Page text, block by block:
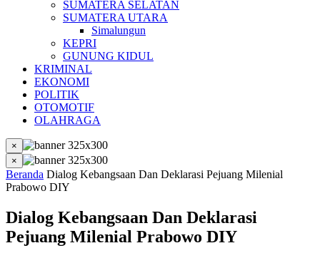
SUMATERA SELATAN
SUMATERA UTARA
Simalungun
KEPRI
GUNUNG KIDUL
KRIMINAL
EKONOMI
POLITIK
OTOMOTIF
OLAHRAGA
×
×
Beranda Dialog Kebangsaan Dan Deklarasi Pejuang Milenial
Prabowo DIY
Dialog Kebangsaan Dan Deklarasi
Pejuang Milenial Prabowo DIY